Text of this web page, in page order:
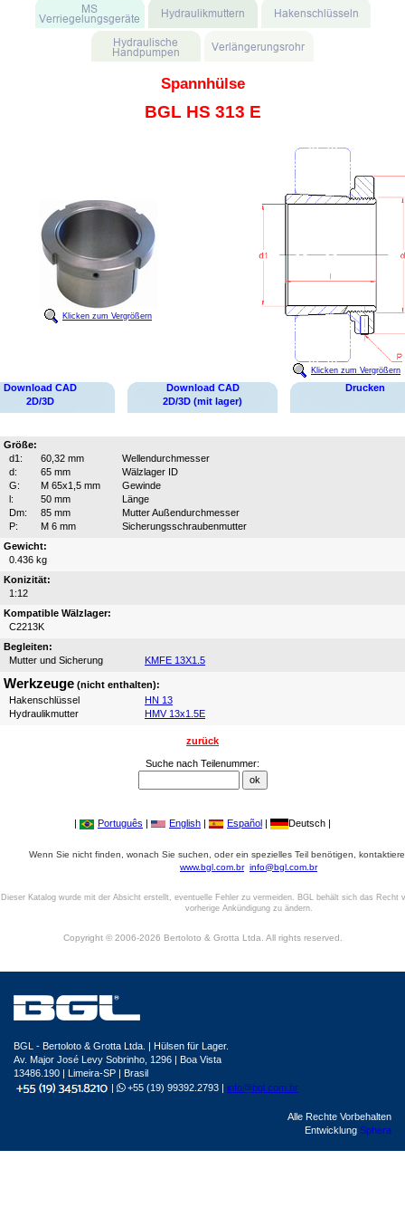
Spannhülse
BGL HS 313 E
Klicken zum Vergrößern
Klicken zum Vergrößern
Download CAD
2D/3D
Download CAD
2D/3D (mit lager)
Drucken
Größe:
d1:
60,32 mm
Wellendurchmesser
d:
65 mm
Wälzlager ID
G:
M 65x1,5 mm
Gewinde
l:
50 mm
Länge
Dm:
85 mm
Mutter Außendurchmesser
P:
M 6 mm
Sicherungsschraubenmutter
Gewicht:
0.436 kg
Konizität:
1:12
Kompatible Wälzlager:
C2213K
Begleiten:
Mutter und Sicherung
KMFE 13X1.5
Werkzeuge (nicht enthalten):
Hakenschlüssel
HN 13
Hydraulikmutter
HMV 13x1.5E
zurück
Suche nach Teilenummer:
| Português | English | Español | Deutsch |
Wenn Sie nicht finden, wonach Sie suchen, oder ein spezielles Teil benötigen,
www.bgl.com.br info@bgl.com.br
Dieser Katalog wurde mit der Absicht erstellt, eventuelle Fehler zu vermeiden. BGL behält sich das Recht
vorherige Ankündigung zu ändern.
Copyright © 2006-2026 Bertoloto & Grotta Ltda. All rights reserved.
BGL - Bertoloto & Grotta Ltda. | Hülsen für Lager.
Av. Major José Levy Sobrinho, 1296 | Boa Vista
13486.190 | Limeira-SP | Brasil
|
+55 (19) 99392.2793 | info@bgl.com.br
Alle Rechte Vorbehalten
Entwicklung Sphera